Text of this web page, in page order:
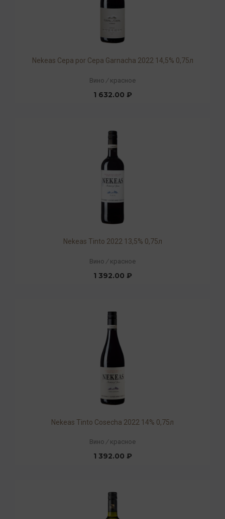
Nekeas Cepa por Cepa Garnacha 2022 14,5% 0,75л
Вино / красное
1 632.00 ₽
Nekeas Tinto 2022 13,5% 0,75л
Вино / красное
1 392.00 ₽
Nekeas Tinto Cosecha 2022 14% 0,75л
Вино / красное
1 392.00 ₽